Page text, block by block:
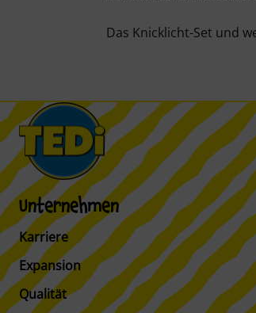
Das Knicklicht-Set und
Unternehmen
Karriere
Expansion
Qualität